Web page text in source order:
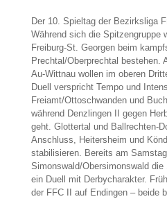
Der 10. Spieltag der Bezirksliga
Während sich die Spitzengruppe
Freiburg-St. Georgen beim
Prechtal/Oberprechtal bestehen.
Au-Wittnau wollen im oberen
Duell verspricht Tempo und
Freiamt/Ottoschwanden und
während Denzlingen II gegen
geht. Glottertal und Ballrechten-
Anschluss, Heitersheim und
stabilisieren. Bereits am
Simonswald/Obersimonswald
ein Duell mit Derbycharakter.
der FFC II auf Endingen – beide